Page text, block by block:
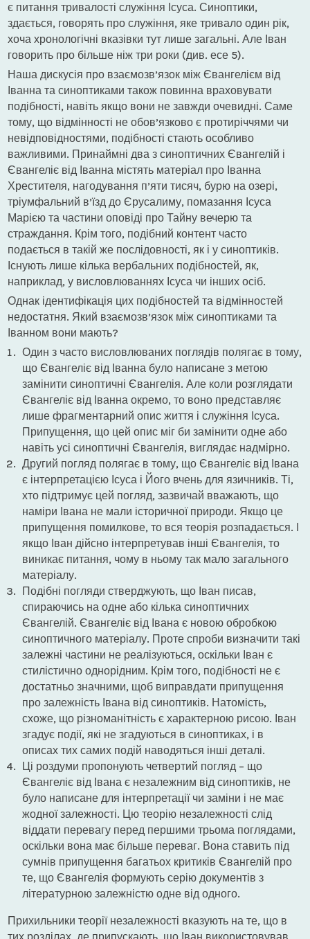
є питання тривалості служіння Ісуса. Синоптики,
здається, говорять про служіння, яке тривало один рік,
хоча хронологічні вказівки тут лише загальні. Але Іван
говорить про більше ніж три роки (див. есе 5).
Наша дискусія про взаємозв’язок між Євангелієм від
Іванна та синоптиками також повинна враховувати
подібності, навіть якщо вони не завжди очевидні. Саме
тому, що відмінності не обов’язково є протиріччями чи
невідповідностями, подібності стають особливо
важливими. Принаймні два з синоптичних Євангелій і
Євангеліє від Іванна містять матеріал про Іванна
Хрестителя, нагодування п’яти тисяч, бурю на озері,
тріумфальний в’їзд до Єрусалиму, помазання Ісуса
Марією та частини оповіді про Тайну вечерю та
страждання. Крім того, подібний контент часто
подається в такій же послідовності, як і у синоптиків.
Існують лише кілька вербальних подібностей, як,
наприклад, у висловлюваннях Ісуса чи інших осіб.
Однак ідентифікація цих подібностей та відмінностей
недостатня. Який взаємозв’язок між синоптиками та
Іванном вони мають?
Один з часто висловлюваних поглядів полягає в тому,
що Євангеліє від Іванна було написане з метою
замінити синоптичні Євангелія. Але коли розглядати
Євангеліє від Іванна окремо, то воно представляє
лише фрагментарний опис життя і служіння Ісуса.
Припущення, що цей опис міг би замінити одне або
навіть усі синоптичні Євангелія, виглядає надмірно.
Другий погляд полягає в тому, що Євангеліє від Івана
є інтерпретацією Ісуса і Його вчень для язичників. Ті,
хто підтримує цей погляд, зазвичай вважають, що
наміри Івана не мали історичної природи. Якщо це
припущення помилкове, то вся теорія розпадається. І
якщо Іван дійсно інтерпретував інші Євангелія, то
виникає питання, чому в ньому так мало загального
матеріалу.
Подібні погляди стверджують, що Іван писав,
спираючись на одне або кілька синоптичних
Євангелій. Євангеліє від Івана є новою обробкою
синоптичного матеріалу. Проте спроби визначити такі
залежні частини не реалізуються, оскільки Іван є
стилістично однорідним. Крім того, подібності не є
достатньо значними, щоб виправдати припущення
про залежність Івана від синоптиків. Натомість,
схоже, що різноманітність є характерною рисою. Іван
згадує події, які не згадуються в синоптиках, і в
описах тих самих подій наводяться інші деталі.
Ці роздуми пропонують четвертий погляд – що
Євангеліє від Івана є незалежним від синоптиків, не
було написане для інтерпретації чи заміни і не має
жодної залежності. Цю теорію незалежності слід
віддати перевагу перед першими трьома поглядами,
оскільки вона має більше переваг. Вона ставить під
сумнів припущення багатьох критиків Євангелій про
те, що Євангелія формують серію документів з
літературною залежністю одне від одного.
Прихильники теорії незалежності вказують на те, що в